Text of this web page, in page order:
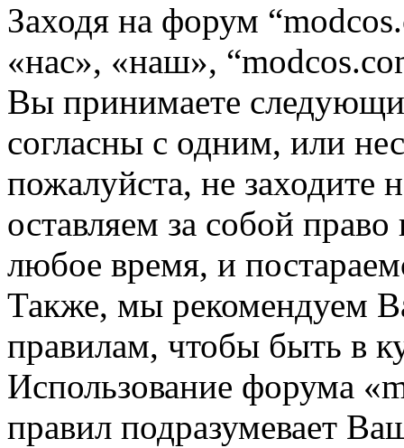
Заходя на форум
«нас», «наш»,
Вы принимаете
согласны с одним, или
пожалуйста, не
оставляем за собой
любое время, и
Также, мы рекомендуем
правилам, чтобы быть в
Использование форума
правил подразумевает